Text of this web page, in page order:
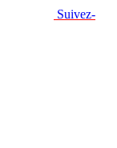
Suivez-